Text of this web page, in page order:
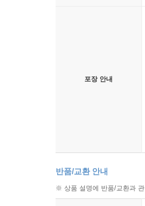
포장 안내
반품/교환 안내
※ 상품 설명에 반품/교환과